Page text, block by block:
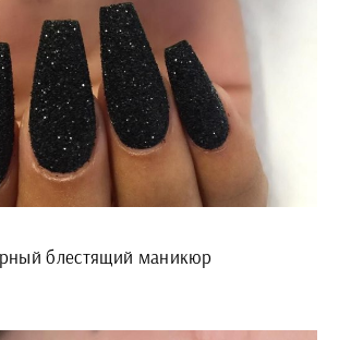
блестящий маникюр